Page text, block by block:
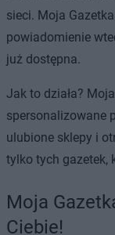
sieci. Moja
powiadomienie
już dostępna.
Jak to działa?
spersonalizowane
ulubione sklepy i
tylko tych gazetek,
Moja
Ciebie!